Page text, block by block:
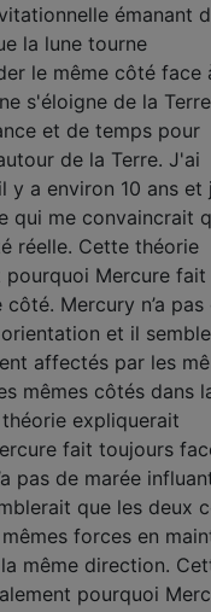
émanant
la lune tourne
le même côté face
s'éloigne de la
et de temps pour
de la Terre. J'ai
y a environ 10 ans et
qui me convaincrait
réelle. Cette théorie
pourquoi Mercure fait
Mercury n’a pas
et il
affectés par les
mêmes côtés dans
expliquerait
fait toujours
pas de marée
que les deux
forces en
même direction.
pourquoi